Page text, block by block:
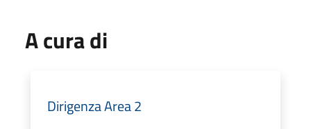
A cura di
Dirigenza Area 2